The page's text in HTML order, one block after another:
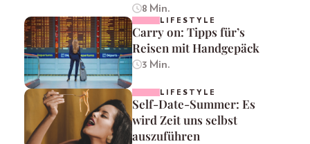
8 Min.
LIFESTYLE
Carry on: Tipps für’s
Reisen mit Handgepäck
3 Min.
LIFESTYLE
Self-Date-Summer: Es
wird Zeit uns selbst
auszuführen